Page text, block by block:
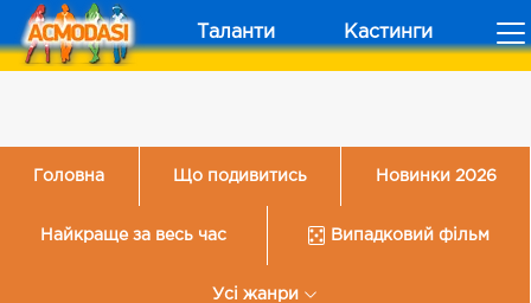
Таланти Кастинги
Головна Що подивитись Новинки 2026
Найкраще за весь час Випадковий фільм
Усі жанри